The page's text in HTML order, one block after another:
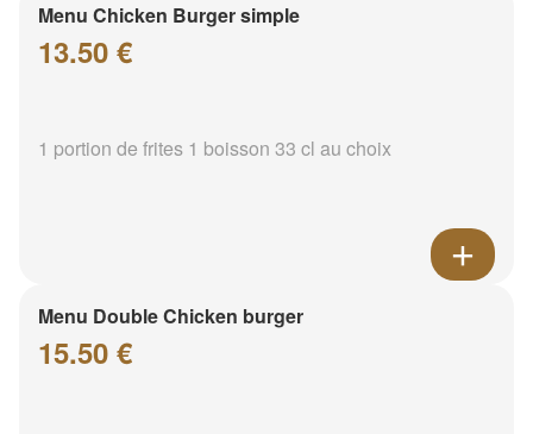
Menu Chicken Burger simple
13.50 €
1 portion de frites 1 boisson 33 cl au choix
Menu Double Chicken burger
15.50 €